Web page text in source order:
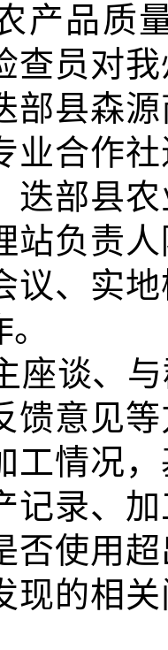
产品质
查员对
部县森
业合作
迭部县
站负责
议、实
座谈、
馈意见
工情况
记录、
否使用
现的相